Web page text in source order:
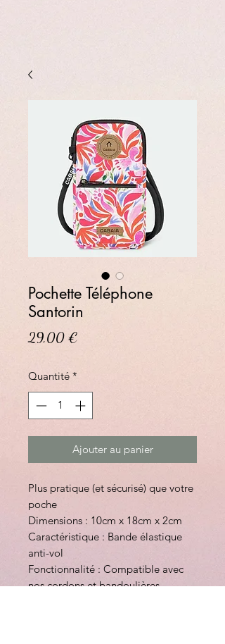
Pochette Téléphone
Santorin
29,00 €
Quantité *
Ajouter au panier
Plus pratique (et sécurisé) que votre
poche
Dimensions : 10cm x 18cm x 2cm
Caractéristique : Bande élastique
anti-vol
Fonctionnalité : Compatible avec
nos cordons et bandoulières